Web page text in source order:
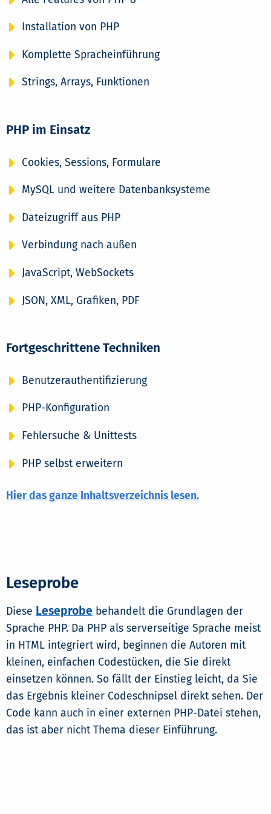
Installation von PHP
Komplette Spracheinführung
Strings, Arrays, Funktionen
PHP im Einsatz
Cookies, Sessions, Formulare
MySQL und weitere Datenbanksysteme
Dateizugriff aus PHP
Verbindung nach außen
JavaScript, WebSockets
JSON, XML, Grafiken, PDF
Fortgeschrittene Techniken
Benutzerauthentifizierung
PHP-Konfiguration
Fehlersuche & Unittests
PHP selbst erweitern
Hier das ganze Inhaltsverzeichnis lesen.
Leseprobe
Diese Leseprobe behandelt die Grundlagen der
Sprache PHP. Da PHP als serverseitige Sprache meist
in HTML integriert wird, beginnen die Autoren mit
kleinen, einfachen Codestücken, die Sie direkt
einsetzen können. So fällt der Einstieg leicht, da Sie
das Ergebnis kleiner Codeschnipsel direkt sehen. Der
Code kann auch in einer externen PHP-Datei stehen,
das ist aber nicht Thema dieser Einführung.